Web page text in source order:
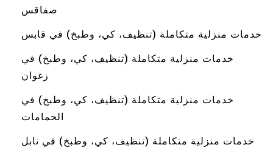
صفاقس
خدمات منزلية متكاملة (تنظيف، كي، وطبخ) في قابس
خدمات منزلية متكاملة (تنظيف، كي، وطبخ) في
زغوان
خدمات منزلية متكاملة (تنظيف، كي، وطبخ) في
الحمامات
خدمات منزلية متكاملة (تنظيف، كي، وطبخ) في نابل